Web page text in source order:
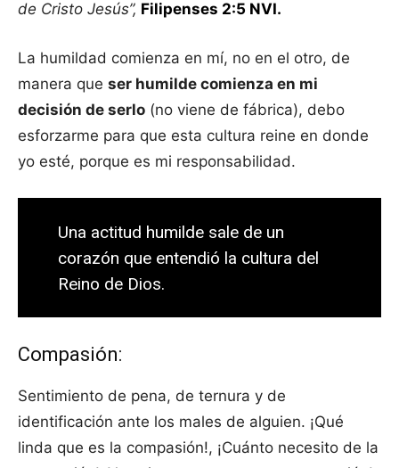
de Cristo Jesús”, Filipenses 2:5 NVI.
La humildad comienza en mí, no en el otro, de
manera que ser humilde comienza en mi
decisión de serlo (no viene de fábrica), debo
esforzarme para que esta cultura reine en donde
yo esté, porque es mi responsabilidad.
Una actitud humilde sale de un
corazón que entendió la cultura del
Reino de Dios.
Compasión:
Sentimiento de pena, de ternura y de
identificación ante los males de alguien. ¡Qué
linda que es la compasión!, ¡Cuánto necesito de la